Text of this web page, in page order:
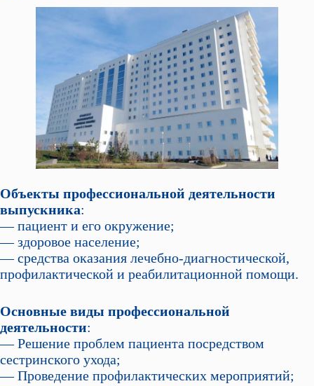
Объекты профессиональной деятельности
выпускника:
— пациент и его окружение;
— здоровое население;
— средства оказания лечебно-диагностической,
профилактической и реабилитационной помощи.
Основные виды профессиональной
деятельности:
— Решение проблем пациента посредством
сестринского ухода;
— Проведение профилактических мероприятий;